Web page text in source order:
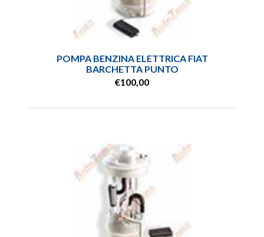
POMPA BENZINA ELETTRICA FIAT
BARCHETTA PUNTO
€100,00